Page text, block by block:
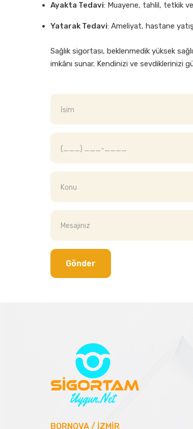
Ayakta Tedavi: Muayene, tahlil, tetkik
Yatarak Tedavi: Ameliyat, hastane
Sağlık sigortası, beklenmedik yüksek
imkânı sunar. Kendinizi ve sevdiklerinizi
Gönder
BORNOVA / İZMİR